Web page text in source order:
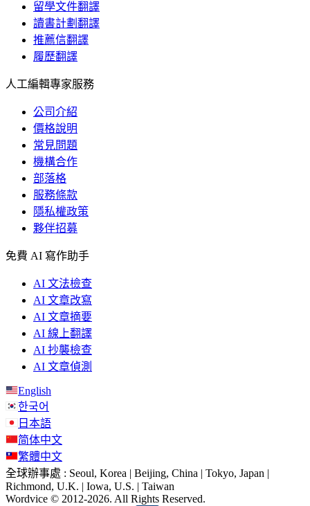
留學文件翻譯
讀書計劃翻譯
推薦信翻譯
履歷翻譯
人工編輯專家服務
公司介紹
價格說明
常見問題
機構合作
部落格
服務條款
隱私權政策
夥伴招募
免費 AI 寫作助手
AI 文法檢查
AI 文章改寫
AI 文章摘要
AI 線上翻譯
AI 抄襲檢查
AI 文章偵測
English
한국어
日本語
简体中文
繁體中文
全球辦事處 : Seoul, Korea | Beijing, China | Tokyo, Japan |
Richmond, U.K. | Iowa, U.S. | Taiwan
Wordvice © 2012-2026. All Rights Reserved.